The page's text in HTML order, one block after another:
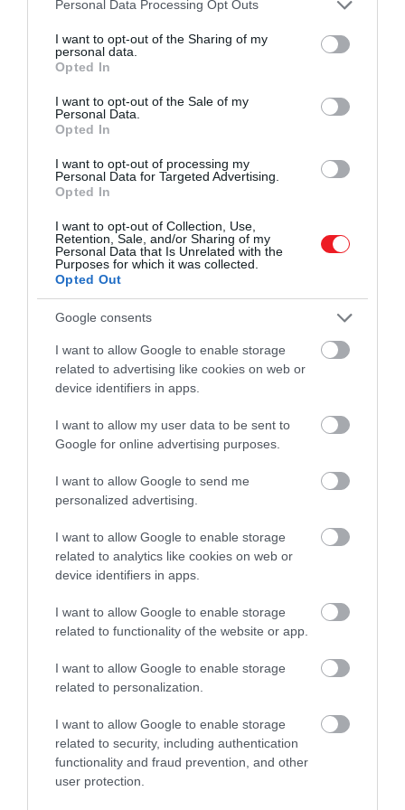
not limited to your visit or usage behaviour. You may click to
grant or deny consent to Google and its third-party tags to
use your data for below specified purposes in below Google
consent section.
Personal Data Processing Opt Outs
I want to opt-out of the Sharing of my
personal data.
Opted In
I want to opt-out of the Sale of my
Personal Data.
Opted In
I want to opt-out of processing my
Personal Data for Targeted Advertising.
Opted In
I want to opt-out of Collection, Use,
Retention, Sale, and/or Sharing of my
Personal Data that Is Unrelated with the
Purposes for which it was collected.
Opted Out
Google consents
I want to allow Google to enable storage
related to advertising like cookies on web or
device identifiers in apps.
I want to allow my user data to be sent to
Google for online advertising purposes.
I want to allow Google to send me
personalized advertising.
I want to allow Google to enable storage
related to analytics like cookies on web or
device identifiers in apps.
I want to allow Google to enable storage
related to functionality of the website or app.
I want to allow Google to enable storage
related to personalization.
I want to allow Google to enable storage
related to security, including authentication
functionality and fraud prevention, and other
user protection.
képesek visszaverni a napfényt a város főterére.
Ezzel ugyan nem váltják ki a napot, de néhány óra
sötét hónapokba.
Még több érdekesség!
Már lehetséges teljes sötétségben is
A helyi lakosok különös kapcsolatban állnak a
nappal: gyakran beszélnek róla, egy helyi művész
szavai szerint pedig „kissé megszállottan várják”,
mikor tér vissza a napfény a városba. Rjukan éjszakái
rendezvények ritkák, a közösség inkább otthoni
együttlétekre, családi vacsorákra, baráti
összejövetelekre épít. Sőt,létezik egy norvég
kulturális koncepció is, a „koselig”, ami a téli
melegséget jelent, ami segít átvészelni a hosszú
sötétséget.